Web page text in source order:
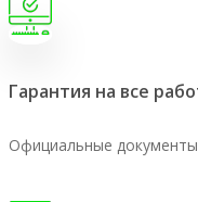
Гарантия на все
Официальные